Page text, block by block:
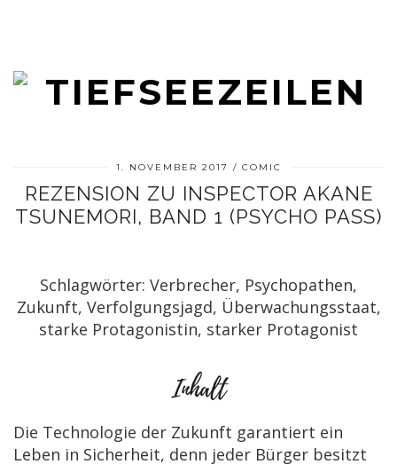
1. NOVEMBER 2017 COMIC
REZENSION ZU INSPECTOR AKANE
TSUNEMORI, BAND 1 (PSYCHO PASS)
Schlagwörter: Verbrecher, Psychopathen,
Zukunft, Verfolgungsjagd, Überwachungsstaat,
starke Protagonistin, starker Protagonist
Die Technologie der Zukunft garantiert ein
Leben in Sicherheit, denn jeder Bürger besitzt